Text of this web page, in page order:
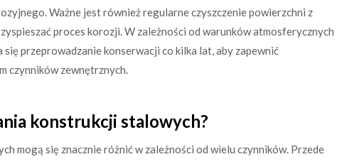
Ważne jest również regularne czyszczenie powierzchni z
proces korozji. W zależności od warunków atmosferycznych
przeprowadzanie konserwacji co kilka lat, aby zapewnić
czynników zewnętrznych.
konstrukcji stalowych?
mogą się znacznie różnić w zależności od wielu czynników. Przede